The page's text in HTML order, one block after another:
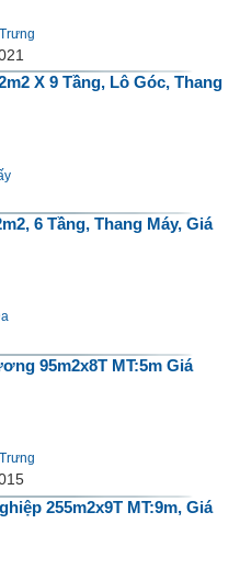
X 9 Tầng, Lô Góc, Thang
6 Tầng, Thang Máy, Giá
95m2x8T MT:5m Giá
255m2x9T MT:9m, Giá